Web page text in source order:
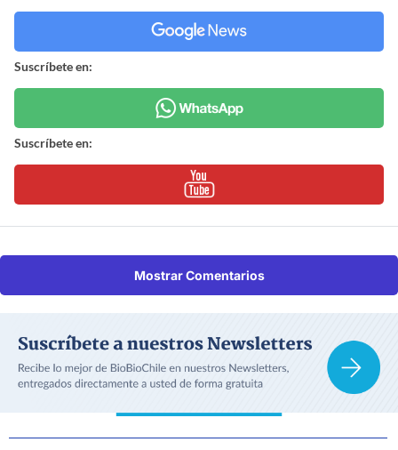
Suscríbete en:
Suscríbete en:
Mostrar Comentarios